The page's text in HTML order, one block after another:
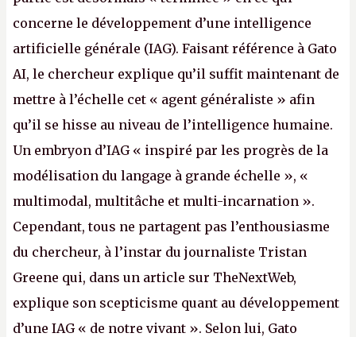
concerne le développement d’une intelligence
artificielle générale (IAG). Faisant référence à Gato
AI, le chercheur explique qu’il suffit maintenant de
mettre à l’échelle cet « agent généraliste » afin
qu’il se hisse au niveau de l’intelligence humaine.
Un embryon d’IAG « inspiré par les progrès de la
modélisation du langage à grande échelle », «
multimodal, multitâche et multi-incarnation ».
Cependant, tous ne partagent pas l’enthousiasme
du chercheur, à l’instar du journaliste Tristan
Greene qui, dans un article sur TheNextWeb,
explique son scepticisme quant au développement
d’une IAG « de notre vivant ». Selon lui, Gato